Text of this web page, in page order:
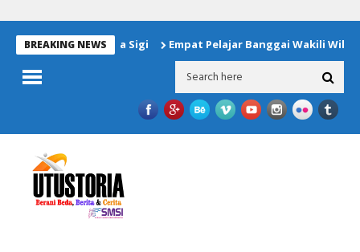
BREAKING NEWS Empat Pelajar Banggai Wakili Wilayah